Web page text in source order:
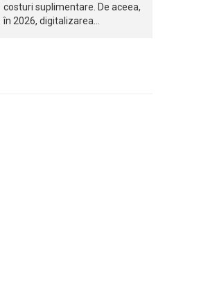
costuri suplimentare. De aceea,
în 2026, digitalizarea…